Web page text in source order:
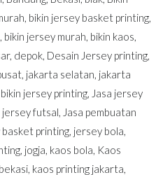
, bikin jersey basket printing,
, bikin jersey murah, bikin kaos,
, depok, Desain Jersey printing,
, jakarta selatan, jakarta
bikin jersey printing, Jasa jersey
jersey futsal, Jasa pembuatan
printing, jersey bola,
, jogja, kaos bola, Kaos
, kaos printing jakarta,